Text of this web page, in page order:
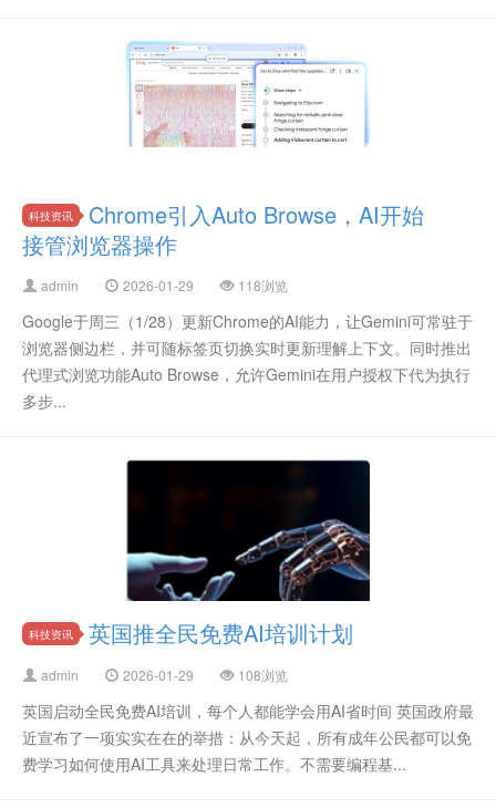
科技资讯
Chrome引入Auto Browse，AI开始
接管浏览器操作
admin 2026-01-29 118浏览
Google于周三（1/28）更新Chrome的AI能力，让Gemini可常驻于
浏览器侧边栏，并可随标签页切换实时更新理解上下文。同时推出
代理式浏览功能Auto Browse，允许Gemini在用户授权下代为执行
多步...
科技资讯 英国推全民免费AI培训计划
admin 2026-01-29 108浏览
英国启动全民免费AI培训，每个人都能学会用AI省时间 英国政府最
近宣布了一项实实在在的举措：从今天起，所有成年公民都可以免
费学习如何使用AI工具来处理日常工作。不需要编程基...